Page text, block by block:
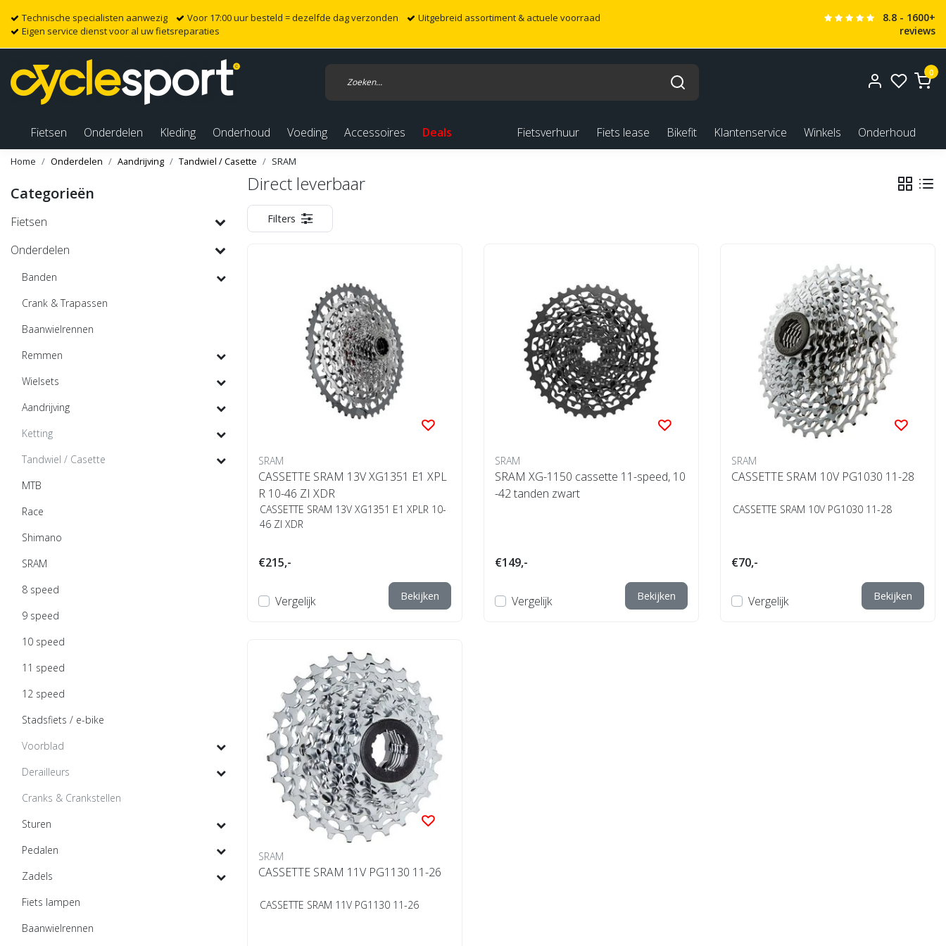
Technische specialisten aanwezig Voor 17:00 uur besteld = dezelfde dag verzonden
Uitgebreid assortiment & actuele voorraad
Eigen service dienst voor al uw fietsreparaties
8.8 - 1600+
reviews
0
Fietsen Onderdelen Kleding Onderhoud Voeding Accessoires Deals Fietsverhuur Fiets lease Bikefit Klantenservice Winkels Onderhoud
Home Onderdelen Aandrijving Tandwiel / Casette SRAM
Categorieën
Fietsen
Onderdelen
Banden
Crank & Trapassen
Baanwielrennen
Remmen
Wielsets
Aandrijving
Ketting
Tandwiel / Casette
MTB
Race
Shimano
SRAM
8 speed
9 speed
10 speed
11 speed
12 speed
Stadsfiets / e-bike
Voorblad
Derailleurs
Cranks & Crankstellen
Sturen
Pedalen
Zadels
Fiets lampen
Baanwielrennen
Direct leverbaar
Filters
SRAM
CASSETTE SRAM 13V XG1351 E1 XPL
R 10-46 ZI XDR
CASSETTE SRAM 13V XG1351 E1 XPLR 10-
46 ZI XDR
€215,-
Vergelijk Bekijken
SRAM
SRAM XG-1150 cassette 11-speed, 10
-42 tanden zwart
€149,-
Vergelijk Bekijken
SRAM
CASSETTE SRAM 10V PG1030 11-28
CASSETTE SRAM 10V PG1030 11-28
€70,-
Vergelijk Bekijken
SRAM
CASSETTE SRAM 11V PG1130 11-26
CASSETTE SRAM 11V PG1130 11-26